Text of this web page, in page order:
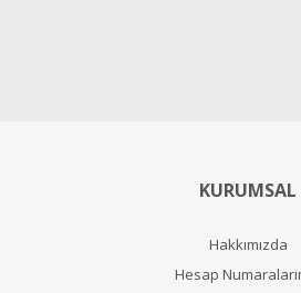
KURUMSAL
Hakkımızda
Hesap